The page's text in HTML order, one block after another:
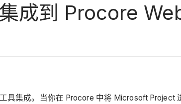
成到 Procore
具集成。当你在 Procore 中将 Microsoft Project